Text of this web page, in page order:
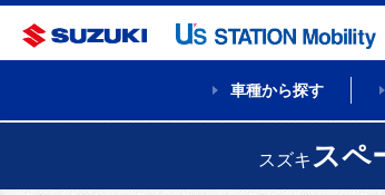
車種から探す
スズキスペ